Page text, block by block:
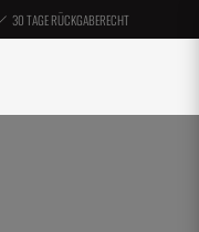
30 TAGE RÜCKGABERECHT